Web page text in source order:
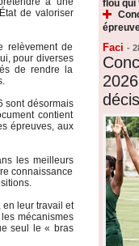
de valoriser
relèvement de
pour diverses
de rendre la
sont désormais
contient
épreuves, aux
les meilleurs
connaissance
leur travail et
mécanismes
seul le « bras
flou qui
Faci -